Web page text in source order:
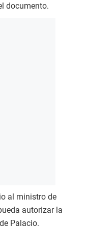
documento.
al ministro de
autorizar la
Palacio.